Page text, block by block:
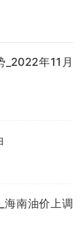
_2022年11月
南油价上调